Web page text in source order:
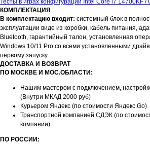
Тесты в играх конфигурации Intel Core i7 14700KF /
КОМПЛЕКТАЦИЯ
В комплектацию входит: системный блок в
эксплуатации виде из коробки, кабель питания,
Bluetooth, гарантийный талон, установленная
Windows 10/11 Pro со всеми установленными
первому запуску
ДОСТАВКА И ВОЗВРАТ
ПО МОСКВЕ И МОС.ОБЛАСТИ:
Нашим мастером с подключением,
(Внутри МКАД 2000 руб)
Курьером Яндекс (по стоимости Яндекс.Go)
Транспортной компанией СДЭК (по
компании)
ПО РОССИИ: